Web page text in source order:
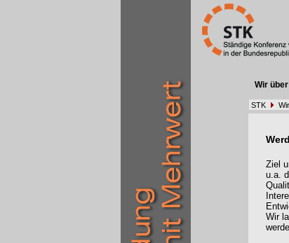
Wir
STK
Ziel
u.a.
Wir